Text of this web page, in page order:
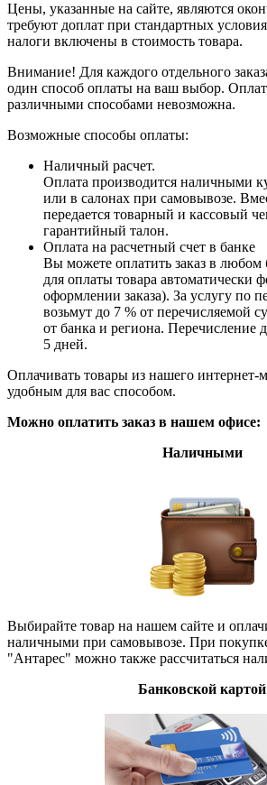
Цены, указанные на сайте, являются
требуют доплат при стандартных
налоги включены в стоимость товара.
Внимание! Для каждого отдельного
один способ оплаты на ваш выбор.
различными способами невозможна.
Возможные способы оплаты:
Наличный расчет.
Оплата производится наличными
или в салонах при самовывозе.
передается товарный и кассовый
гарантийный талон.
Оплата на расчетный счет в банке
Вы можете оплатить заказ в любом
для оплаты товара автоматически
оформлении заказа). За услугу по
возьмут до 7 % от перечисляемой
от банка и региона. Перечисление
5 дней.
Оплачивать товары из нашего интернет-
удобным для вас способом.
Можно оплатить заказ в нашем офисе:
Наличными
Выбирайте товар на нашем сайте и
наличными при самовывозе. При
"Антарес" можно также рассчитаться
Банковской картой